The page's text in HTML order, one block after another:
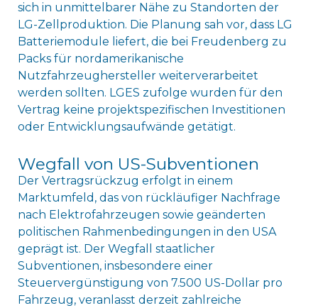
sich in unmittelbarer Nähe zu Standorten der
LG-Zellproduktion. Die Planung sah vor, dass LG
Batteriemodule liefert, die bei Freudenberg zu
Packs für nordamerikanische
Nutzfahrzeughersteller weiterverarbeitet
werden sollten. LGES zufolge wurden für den
Vertrag keine projektspezifischen Investitionen
oder Entwicklungsaufwände getätigt.
Wegfall von US-Subventionen
Der Vertragsrückzug erfolgt in einem
Marktumfeld, das von rückläufiger Nachfrage
nach Elektrofahrzeugen sowie geänderten
politischen Rahmenbedingungen in den USA
geprägt ist. Der Wegfall staatlicher
Subventionen, insbesondere einer
Steuervergünstigung von 7.500 US-Dollar pro
Fahrzeug, veranlasst derzeit zahlreiche